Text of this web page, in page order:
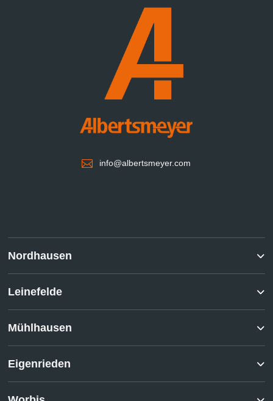
 info@albertsmeyer.com
Nordhausen
Leinefelde
Mühlhausen
Eigenrieden